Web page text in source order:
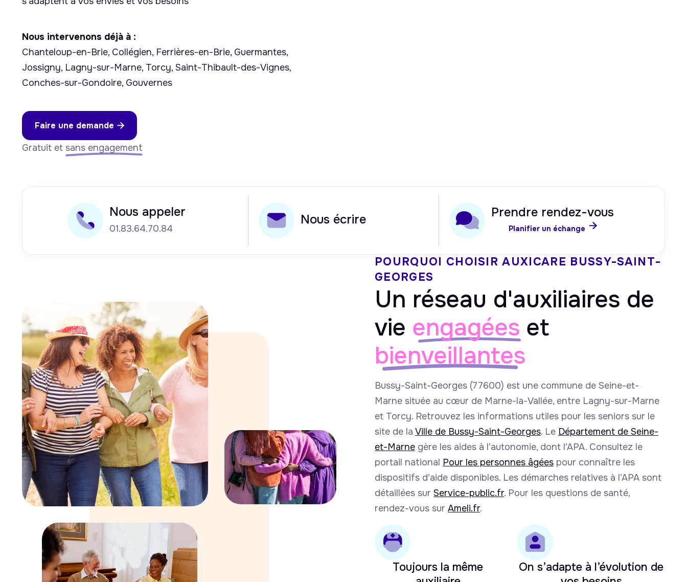
Nous intervenons déjà à :
Chanteloup-en-Brie, Collégien, Ferrières-en-Brie, Guermantes,
Jossigny, Lagny-sur-Marne, Torcy, Saint-Thibault-des-Vignes,
Conches-sur-Gondoire, Gouvernes
Faire une demande 
Gratuit et sans engagement
Nous appeler
01.83.64.70.84
Nous écrire Prendre rendez-vous
Planifier un échange 
POURQUOI CHOISIR AUXICARE BUSSY-SAINT-
GEORGES
Un réseau d'auxiliaires de
vie engagées et
bienveillantes
Bussy-Saint-Georges (77600) est une commune de Seine-et-
Marne située au cœur de Marne-la-Vallée, entre Lagny-sur-Marne
et Torcy. Retrouvez les informations utiles pour les seniors sur le
site de la Ville de Bussy-Saint-Georges. Le Département de Seine-
et-Marne gère les aides à l’autonomie, dont l’APA. Consultez le
portail national Pour les personnes âgées pour connaître les
dispositifs d’aide disponibles. Les démarches relatives à l’APA sont
détaillées sur Service-public.fr. Pour les questions de santé,
rendez-vous sur Ameli.fr.
Toujours la même
On s’adapte à l’évolution de